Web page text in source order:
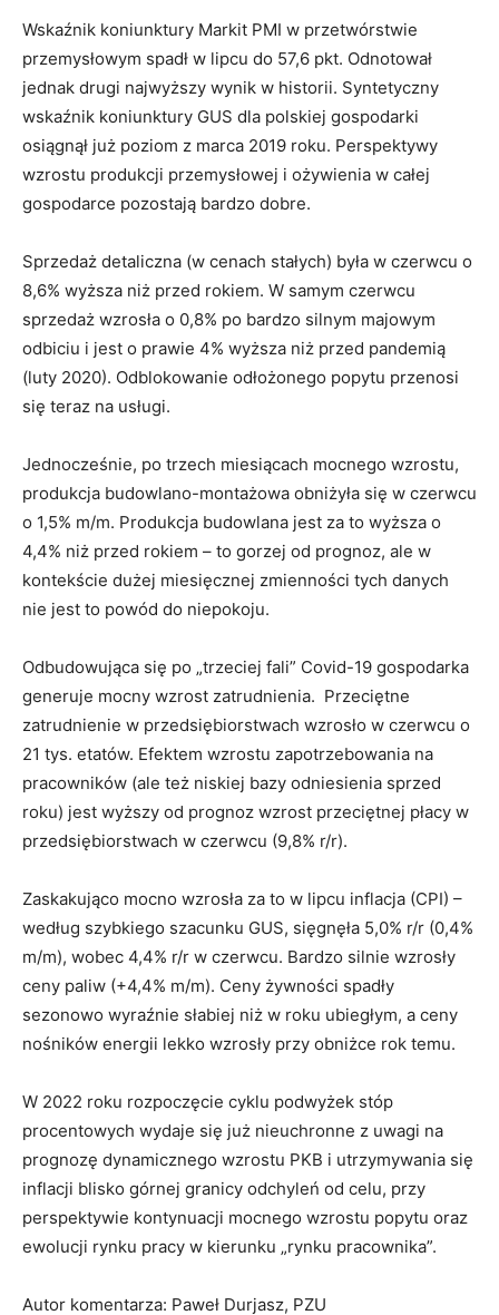
Wskaźnik koniunktury Markit PMI w przetwórstwie
przemysłowym spadł w lipcu do 57,6 pkt. Odnotował
jednak drugi najwyższy wynik w historii. Syntetyczny
wskaźnik koniunktury GUS dla polskiej gospodarki
osiągnął już poziom z marca 2019 roku. Perspektywy
wzrostu produkcji przemysłowej i ożywienia w całej
gospodarce pozostają bardzo dobre.
Sprzedaż detaliczna (w cenach stałych) była w czerwcu o
8,6% wyższa niż przed rokiem. W samym czerwcu
sprzedaż wzrosła o 0,8% po bardzo silnym majowym
odbiciu i jest o prawie 4% wyższa niż przed pandemią
(luty 2020). Odblokowanie odłożonego popytu przenosi
się teraz na usługi.
Jednocześnie, po trzech miesiącach mocnego wzrostu,
produkcja budowlano-montażowa obniżyła się w czerwcu
o 1,5% m/m. Produkcja budowlana jest za to wyższa o
4,4% niż przed rokiem – to gorzej od prognoz, ale w
kontekście dużej miesięcznej zmienności tych danych
nie jest to powód do niepokoju.
Odbudowująca się po „trzeciej fali” Covid-19 gospodarka
generuje mocny wzrost zatrudnienia. Przeciętne
zatrudnienie w przedsiębiorstwach wzrosło w czerwcu o
21 tys. etatów. Efektem wzrostu zapotrzebowania na
pracowników (ale też niskiej bazy odniesienia sprzed
roku) jest wyższy od prognoz wzrost przeciętnej płacy w
przedsiębiorstwach w czerwcu (9,8% r/r).
Zaskakująco mocno wzrosła za to w lipcu inflacja (CPI) –
według szybkiego szacunku GUS, sięgnęła 5,0% r/r (0,4%
m/m), wobec 4,4% r/r w czerwcu. Bardzo silnie wzrosły
ceny paliw (+4,4% m/m). Ceny żywności spadły
sezonowo wyraźnie słabiej niż w roku ubiegłym, a ceny
nośników energii lekko wzrosły przy obniżce rok temu.
W 2022 roku rozpoczęcie cyklu podwyżek stóp
procentowych wydaje się już nieuchronne z uwagi na
prognozę dynamicznego wzrostu PKB i utrzymywania się
inflacji blisko górnej granicy odchyleń od celu, przy
perspektywie kontynuacji mocnego wzrostu popytu oraz
ewolucji rynku pracy w kierunku „rynku pracownika”.
Autor komentarza: Paweł Durjasz, PZU